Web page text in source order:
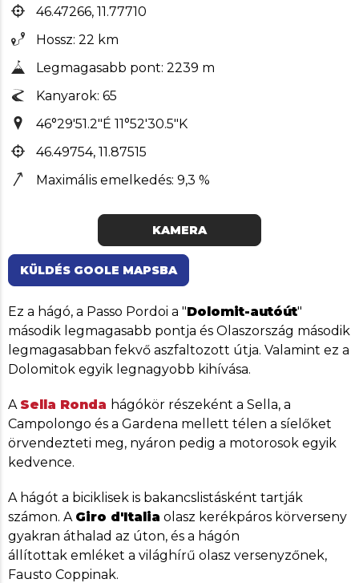
46.47266, 11.77710
Hossz: 22 km
Legmagasabb pont: 2239 m
Kanyarok: 65
46°29'51.2"É 11°52'30.5"K
46.49754, 11.87515
Maximális emelkedés: 9,3 %
KAMERA
KÜLDÉS GOOLE MAPSBA
Ez a hágó, a Passo Pordoi a "Dolomit-autóút"
második legmagasabb pontja és Olaszország második
legmagasabban fekvő aszfaltozott útja. Valamint ez a
Dolomitok egyik legnagyobb kihívása.
A Sella Ronda hágókör részeként a Sella, a
Campolongo és a Gardena mellett télen a síelőket
örvendezteti meg, nyáron pedig a motorosok egyik
kedvence.
A hágót a biciklisek is bakancslistásként tartják
számon. A Giro d'Italia olasz kerékpáros körverseny
gyakran áthalad az úton, és a hágón
állítottak emléket a világhírű olasz versenyzőnek,
Fausto Coppinak.